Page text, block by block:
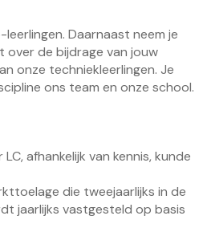
Daarnaast neem je
over de bijdrage van jouw
onze techniekleerlingen. Je
ons team en onze school.
afhankelijk van kennis, kunde
die tweejaarlijks in de
jaarlijks vastgesteld op basis